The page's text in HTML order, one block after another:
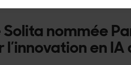
Solita nommée
l’innovation en